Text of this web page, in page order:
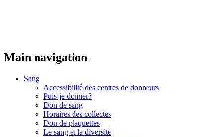
Main navigation
Sang
Accessibilité des centres de donneurs
Puis-je donner?
Don de sang
Horaires des collectes
Don de plaquettes
Le sang et la diversité